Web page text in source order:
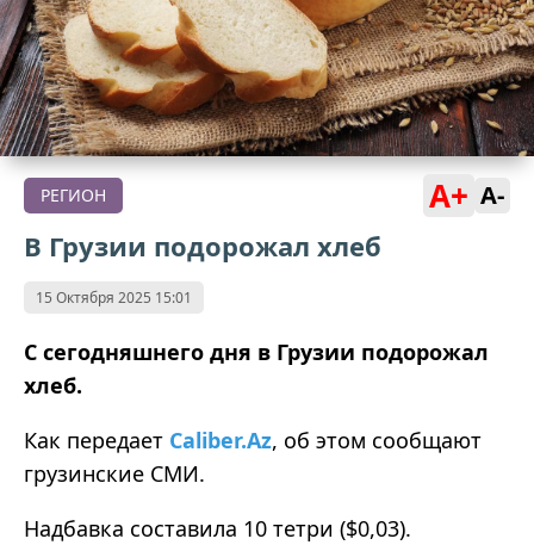
РЕГИОН A+ A-
В Грузии подорожал хлеб
15 Октября 2025 15:01
С сегодняшнего дня в Грузии подорожал
хлеб.
Как передает Caliber.Az, об этом сообщают
грузинские СМИ.
Надбавка составила 10 тетри ($0,03).